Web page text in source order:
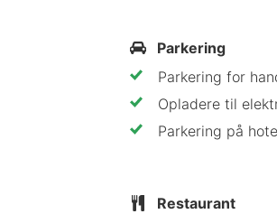
Parkering
Parkering for
Opladere til
Parkering på
Restaurant